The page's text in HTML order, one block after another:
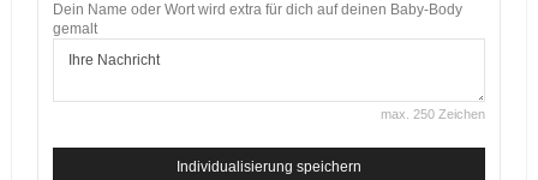
Dein Name oder Wort wird extra für dich auf deinen Baby-Body
gemalt
max. 250 Zeichen
Individualisierung speichern